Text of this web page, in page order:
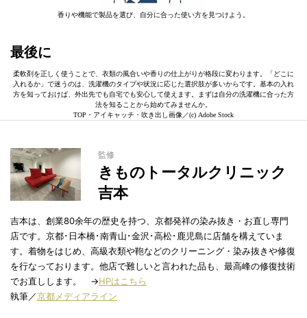
香りや機能で製品を選び、自分に合った使い方を見つけよう。
最後に
柔軟剤を正しく使うことで、衣類の風合いや香りの仕上がりが格段に変わります。「どこに
入れるか」で迷うのは、洗濯機のタイプや状況に応じた選択肢が多いからです。基本の入れ
方を知っておけば、外出先でも自宅でも安心して使えます。まずは自分の洗濯機に合った方
法を知ることから始めてみませんか。
TOP・アイキャッチ・吹き出し画像／(c) Adobe Stock
監修
きものトータルクリニック
吉本
吉本は、創業80余年の歴史を持つ、京都発祥の染み抜き・お直し専門
店です。京都･日本橋･南青山･金沢･高松･鹿児島に店舗を構えていま
す。着物をはじめ、高級衣類や鞄などのクリーニング・染み抜きや修復
を行なっております。他店で難しいと言われた品も、最高峰の修復技術
でお直しします。 →HPはこちら
執筆／京都メディアライン